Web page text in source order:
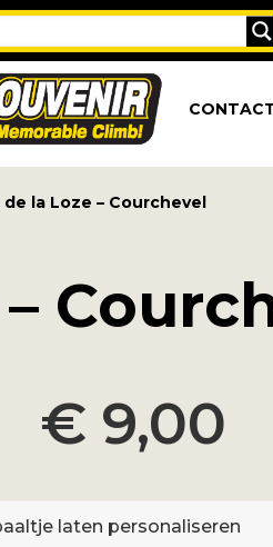
de la Loze – Courchevel
€ 9,00
laten personaliseren